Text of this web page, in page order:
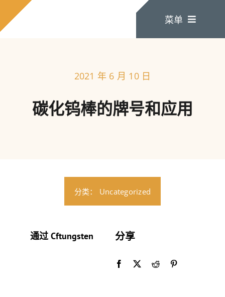
内
菜单
关于我们
2021 年 6 月 10 日
碳化钨棒的牌号和应用
分类： Uncategorized
通过 Cftungsten 分享